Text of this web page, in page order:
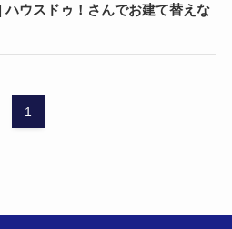
ウスドゥ！さんでお建て替えな
1